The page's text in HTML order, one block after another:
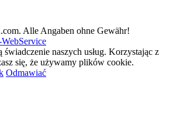
Alle Angaben ohne Gewähr!
naszych usług. Korzystając z
się, że używamy plików cookie.
Odmawiać